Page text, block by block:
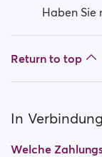
Ich kann nicht
ApplePay /
How to
Haben Sie
Return to top
In
Welche